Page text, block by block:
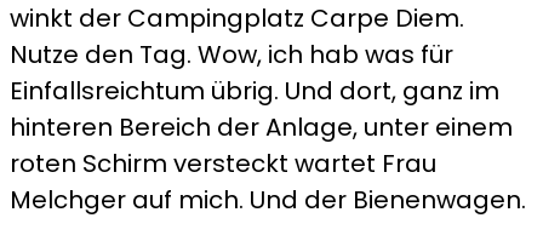
winkt der Campingplatz Carpe Diem.
Nutze den Tag. Wow, ich hab was für
Einfallsreichtum übrig. Und dort, ganz im
hinteren Bereich der Anlage, unter einem
roten Schirm versteckt wartet Frau
Melchger auf mich. Und der Bienenwagen.